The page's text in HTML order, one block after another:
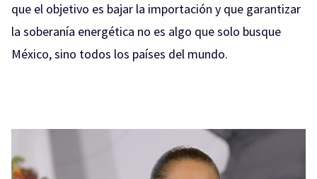
que el objetivo es bajar la importación y que garantizar
la soberanía energética no es algo que solo busque
México, sino todos los países del mundo.